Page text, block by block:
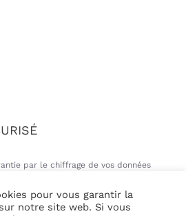
par le chiffrage de vos données
pour vous garantir la
notre site web. Si vous